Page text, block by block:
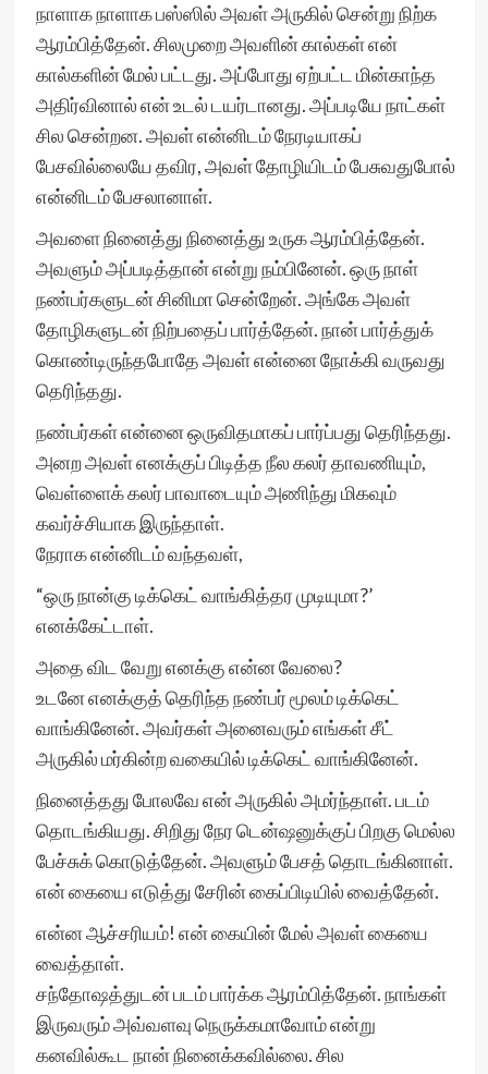
நாளாக நாளாக பஸ்ஸில் அவள் அருகில் சென்று நிற்க
ஆரம்பித்தேன். சிலமுறை அவளின் கால்கள் என்
கால்களின் மேல் பட்டது. அப்போது ஏற்பட்ட மின்காந்த
அதிர்வினால் என் உடல் டயர்டானது. அப்படியே நாட்கள்
சில சென்றன. அவள் என்னிடம் நேரடியாகப்
பேசவில்லையே தவிர, அவள் தோழியிடம் பேசுவதுபோல்
என்னிடம் பேசலானாள்.
அவளை நினைத்து நினைத்து உருக ஆரம்பித்தேன்.
அவளும் அப்படித்தான் என்று நம்பினேன். ஒரு நாள்
நண்பர்களுடன் சினிமா சென்றேன். அங்கே அவள்
தோழிகளுடன் நிற்பதைப் பார்த்தேன். நான் பார்த்துக்
கொண்டிருந்தபோதே அவள் என்னை நோக்கி வருவது
தெரிந்தது.
நண்பர்கள் என்னை ஒருவிதமாகப் பார்ப்பது தெரிந்தது.
அனற அவள் எனக்குப் பிடித்த நீல கலர் தாவணியும்,
வெள்ளைக் கலர் பாவாடையும் அணிந்து மிகவும்
கவர்ச்சியாக இருந்தாள்.
நேராக என்னிடம் வந்தவள்,
“ஒரு நான்கு டிக்கெட் வாங்கித்தர முடியுமா?’
எனக்கேட்டாள்.
அதை விட வேறு எனக்கு என்ன வேலை?
உடனே எனக்குத் தெரிந்த நண்பர் மூலம் டிக்கெட்
வாங்கினேன். அவர்கள் அனைவரும் எங்கள் சீட்
அருகில் மர்கின்ற வகையில் டிக்கெட் வாங்கினேன்.
நினைத்தது போலவே என் அருகில் அமர்ந்தாள். படம்
தொடங்கியது. சிறிது நேர டென்ஷனுக்குப் பிறகு மெல்ல
பேச்சுக் கொடுத்தேன். அவளும் பேசத் தொடங்கினாள்.
என் கையை எடுத்து சேரின் கைப்பிடியில் வைத்தேன்.
என்ன ஆச்சரியம்! என் கையின் மேல் அவள் கையை
வைத்தாள்.
சந்தோஷத்துடன் படம் பார்க்க ஆரம்பித்தேன். நாங்கள்
இருவரும் அவ்வளவு நெருக்கமாவோம் என்று
கனவில்கூட நான் நினைக்கவில்லை. சில